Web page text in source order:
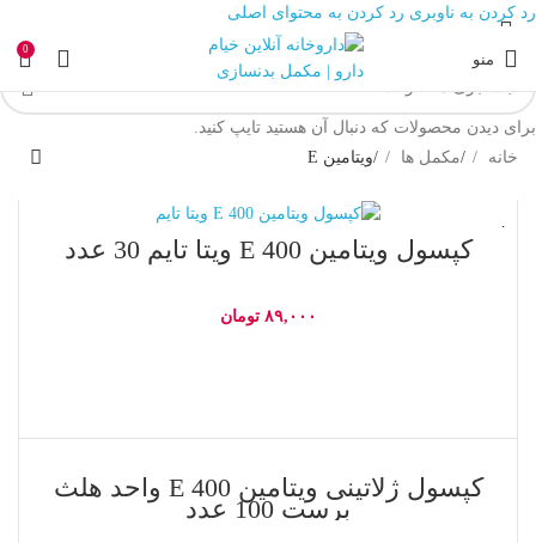
رد کردن به ناوبری رد کردن به محتوای اصلی
منو
0
خانه /مکمل ها /ویتامین E
ناموجود
کپسول ویتامین E 400 ویتا تایم 30 عدد
۸۹,۰۰۰ تومان
کپسول ژلاتینی ویتامین E 400 واحد هلث
برست 100 عدد
برای دیدن محصولات که دنبال آن هستید تایپ کنید.